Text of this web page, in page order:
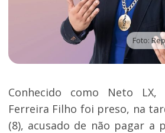
Conhecido como Neto
Ferreira Filho foi preso, na
(8), acusado de não pagar a